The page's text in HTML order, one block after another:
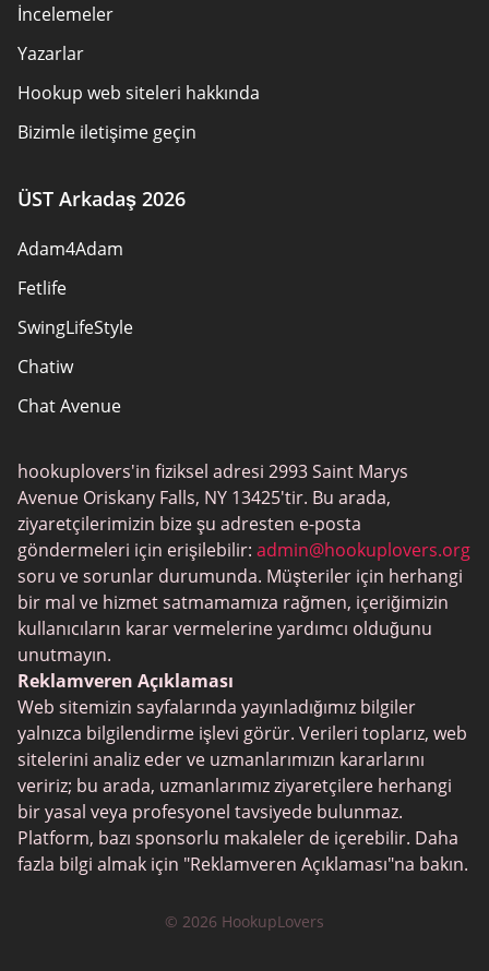
İncelemeler
Yazarlar
Hookup web siteleri hakkında
Bizimle iletişime geçin
Ortak olunmalı
Site Haritası
ÜST Arkadaş 2026
Adam4Adam
Fetlife
SwingLifeStyle
Chatiw
Chat Avenue
Flingster
BlackPeopleMeet
Wireclub
Feabie.com
Biggercity
Fap CEO
Shagle
Spdate
eHarmony
LGBT Flört
Flört Uygulamaları
hookuplovers'in fiziksel adresi 2993 Saint Marys
Avenue Oriskany Falls, NY 13425'tir. Bu arada,
ziyaretçilerimizin bize şu adresten e-posta
göndermeleri için erişilebilir: admin@hookuplovers.org
soru ve sorunlar durumunda. Müşteriler için herhangi
bir mal ve hizmet satmamamıza rağmen, içeriğimizin
kullanıcıların karar vermelerine yardımcı olduğunu
unutmayın.
Reklamveren Açıklaması
Web sitemizin sayfalarında yayınladığımız bilgiler
yalnızca bilgilendirme işlevi görür. Verileri toplarız, web
sitelerini analiz eder ve uzmanlarımızın kararlarını
veririz; bu arada, uzmanlarımız ziyaretçilere herhangi
bir yasal veya profesyonel tavsiyede bulunmaz.
Platform, bazı sponsorlu makaleler de içerebilir. Daha
fazla bilgi almak için "Reklamveren Açıklaması"na bakın.
© 2026 HookupLovers